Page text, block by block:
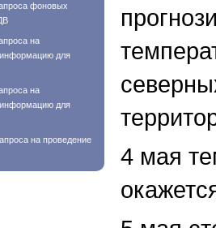
фоновых
на
для
на
для
на проведение
4 мая